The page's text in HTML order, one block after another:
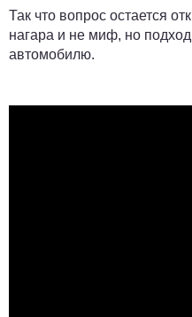
Так что вопрос остается
нагара и не миф, но
автомобилю.